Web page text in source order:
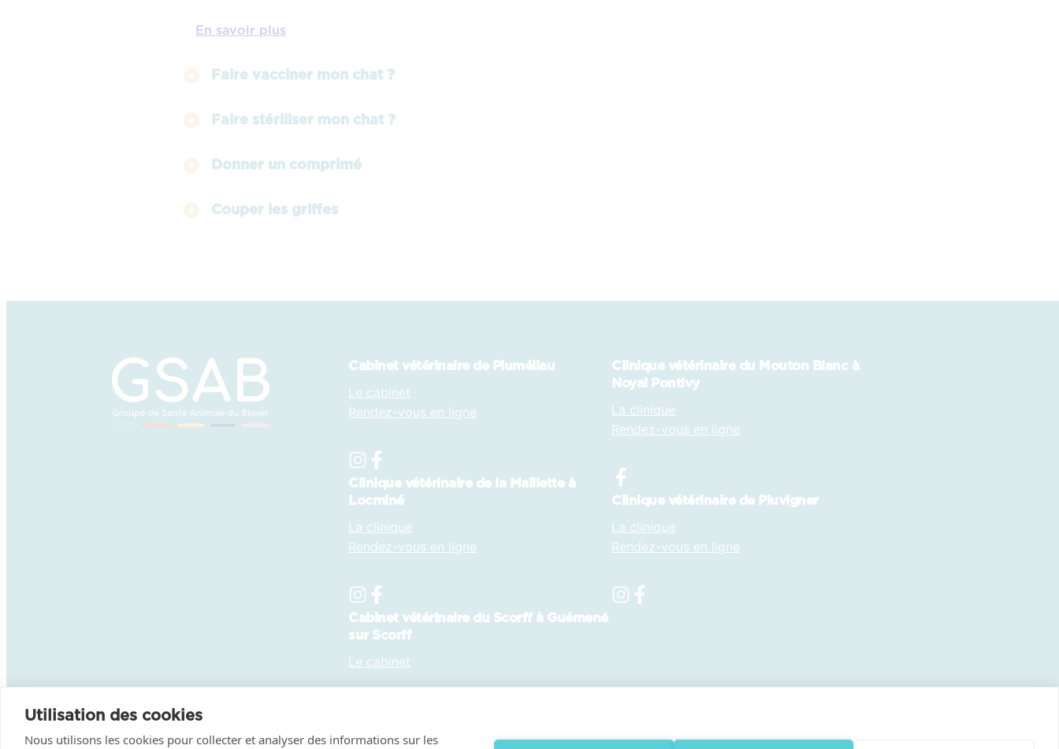
Utilisation des cookies
Nous utilisons les cookies pour collecter et analyser des informations sur les
En savoir plus
Faire vacciner mon chat ?
Faire stériliser mon chat ?
Donner un comprimé
Couper les griffes
Cabinet vétérinaire de Pluméliau
Le cabinet
Rendez-vous en ligne
Clinique vétérinaire de la Maillette à
Locminé
La clinique
Rendez-vous en ligne
Cabinet vétérinaire du Scorff à Guémené
sur Scorff
Le cabinet
Clinique vétérinaire du Mouton Blanc à
Noyal Pontivy
La clinique
Rendez-vous en ligne
Clinique vétérinaire de Pluvigner
La clinique
Rendez-vous en ligne